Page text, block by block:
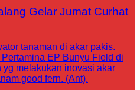
Gelar Jumat Curhat